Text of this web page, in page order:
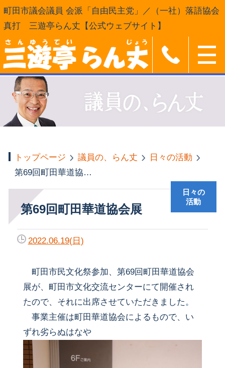
町田市議会議員 会派「自由民主党」／（一社）落語協会
真打 三遊亭らん丈【公式ウェブサイト】
トップページ 議員の、らん丈
日々の活動
第69回町田華道協会展
第69回町田華道協会展
日々の
活動
2022.06.19(日)
町田市民文化祭参加、第69回町田華道協会
展が、町田市文化交流センターにて開催され
たので、それに出席させていただきました。
事業主催は町田華道協会によるもので、い
ずれ劣らぬはなや